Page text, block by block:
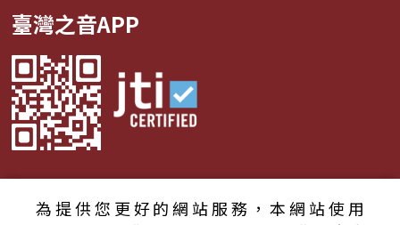
臺灣之音APP
為提供您更好的網站服務，本網站使用